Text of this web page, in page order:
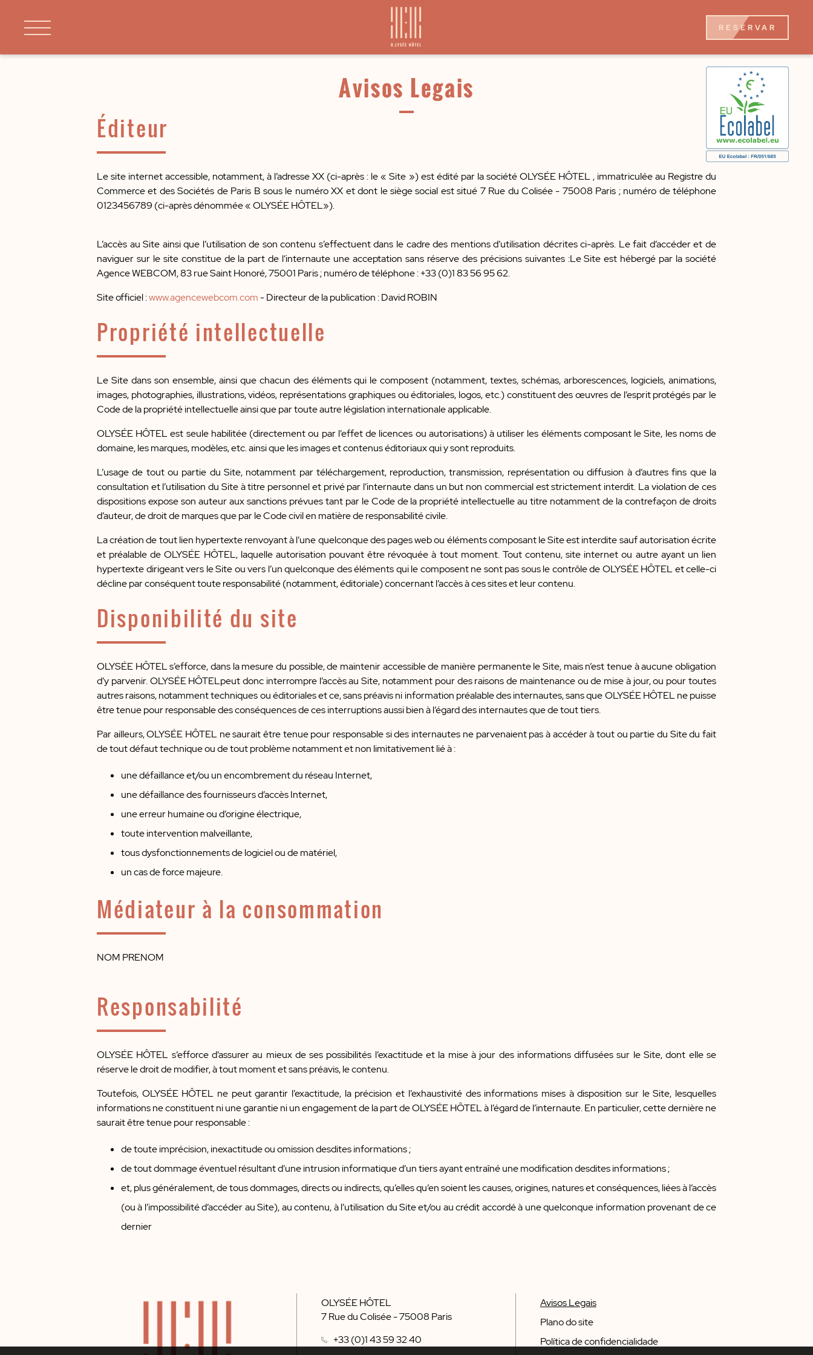
RESERVAR
Avisos Legais
Éditeur
Le site internet accessible, notamment, à l’adresse XX (ci-après : le « Site ») est édité par la société OLYSÉE HÔTEL , immatriculée au Registre du
Commerce et des Sociétés de Paris B sous le numéro XX et dont le siège social est situé 7 Rue du Colisée - 75008 Paris ; numéro de téléphone
0123456789 (ci-après dénommée « OLYSÉE HÔTEL»).
L’accès au Site ainsi que l’utilisation de son contenu s’effectuent dans le cadre des mentions d’utilisation décrites ci-après. Le fait d’accéder et de
naviguer sur le site constitue de la part de l’internaute une acceptation sans réserve des précisions suivantes :Le Site est hébergé par la société
Agence WEBCOM, 83 rue Saint Honoré, 75001 Paris ; numéro de téléphone : +33 (0)1 83 56 95 62.
Site officiel :www.agencewebcom.com- Directeur de la publication : David ROBIN
Propriété intellectuelle
Le Site dans son ensemble, ainsi que chacun des éléments qui le composent (notamment, textes, schémas, arborescences, logiciels, animations,
images, photographies, illustrations, vidéos, représentations graphiques ou éditoriales, logos, etc.) constituent des œuvres de l’esprit protégés par le
Code de la propriété intellectuelle ainsi que par toute autre législation internationale applicable.
OLYSÉE HÔTEL est seule habilitée (directement ou par l’effet de licences ou autorisations) à utiliser les éléments composant le Site, les noms de
domaine, les marques, modèles, etc. ainsi que les images et contenus éditoriaux qui y sont reproduits.
L’usage de tout ou partie du Site, notamment par téléchargement, reproduction, transmission, représentation ou diffusion à d’autres fins que la
consultation et l’utilisation du Site à titre personnel et privé par l’internaute dans un but non commercial est strictement interdit. La violation de ces
dispositions expose son auteur aux sanctions prévues tant par le Code de la propriété intellectuelle au titre notamment de la contrefaçon de droits
d’auteur, de droit de marques que par le Code civil en matière de responsabilité civile.
La création de tout lien hypertexte renvoyant à l’une quelconque des pages web ou éléments composant le Site est interdite sauf autorisation écrite
et préalable de OLYSÉE HÔTEL, laquelle autorisation pouvant être révoquée à tout moment. Tout contenu, site internet ou autre ayant un lien
hypertexte dirigeant vers le Site ou vers l’un quelconque des éléments qui le composent ne sont pas sous le contrôle de OLYSÉE HÔTEL et celle-ci
décline par conséquent toute responsabilité (notamment, éditoriale) concernant l’accès à ces sites et leur contenu.
Disponibilité du site
OLYSÉE HÔTEL s’efforce, dans la mesure du possible, de maintenir accessible de manière permanente le Site, mais n’est tenue à aucune obligation
d’y parvenir. OLYSÉE HÔTELpeut donc interrompre l’accès au Site, notamment pour des raisons de maintenance ou de mise à jour, ou pour toutes
autres raisons, notamment techniques ou éditoriales et ce, sans préavis ni information préalable des internautes, sans que OLYSÉE HÔTEL ne puisse
être tenue pour responsable des conséquences de ces interruptions aussi bien à l’égard des internautes que de tout tiers.
Par ailleurs, OLYSÉE HÔTEL ne saurait être tenue pour responsable si des internautes ne parvenaient pas à accéder à tout ou partie du Site du fait
de tout défaut technique ou de tout problème notamment et non limitativement lié à :
une défaillance et/ou un encombrement du réseau Internet,
une défaillance des fournisseurs d’accès Internet,
une erreur humaine ou d’origine électrique,
toute intervention malveillante,
tous dysfonctionnements de logiciel ou de matériel,
un cas de force majeure.
Médiateur à la consommation
NOM PRENOM
Responsabilité
OLYSÉE HÔTEL s’efforce d’assurer au mieux de ses possibilités l’exactitude et la mise à jour des informations diffusées sur le Site, dont elle se
réserve le droit de modifier, à tout moment et sans préavis, le contenu.
Toutefois, OLYSÉE HÔTEL ne peut garantir l’exactitude, la précision et l’exhaustivité des informations mises à disposition sur le Site, lesquelles
informations ne constituent ni une garantie ni un engagement de la part de OLYSÉE HÔTEL à l’égard de l’internaute. En particulier, cette dernière ne
saurait être tenue pour responsable :
de toute imprécision, inexactitude ou omission desdites informations ;
de tout dommage éventuel résultant d’une intrusion informatique d’un tiers ayant entraîné une modification desdites informations ;
et, plus généralement, de tous dommages, directs ou indirects, qu’elles qu’en soient les causes, origines, natures et conséquences, liées à l’accès
(ou à l’impossibilité d’accéder au Site), au contenu, à l’utilisation du Site et/ou au crédit accordé à une quelconque information provenant de ce
dernier
OLYSÉE HÔTEL
7 Rue du Colisée-75008 Paris
+33 (0)1 43 59 32 40
Avisos Legais
Plano do site
Política de confidencialidade